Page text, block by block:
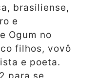
brasiliense,
e
Ogum no
filhos, vovô
e poeta.